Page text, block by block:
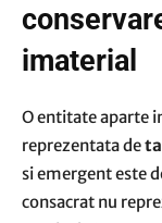
imaterial
O entitate aparte
reprezentata de
si emergent este
consacrat nu